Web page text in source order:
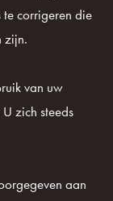
corrigeren die
zijn.
van uw
zich steeds
aan